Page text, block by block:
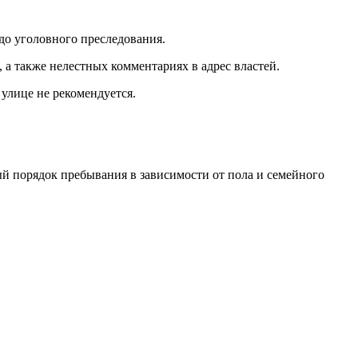
уголовного преследования.
нелестных комментариях в адрес властей.
не рекомендуется.
порядок пребывания в зависимости от пола и семейного